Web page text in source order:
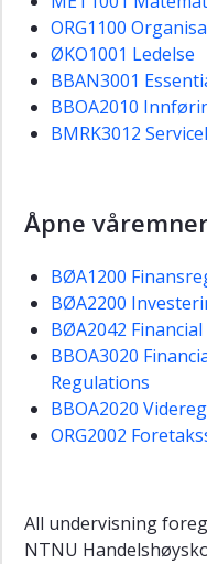
ORG1100
ØKO1001 Ledelse
BBAN3001
BBOA2010
BMRK3012
Åpne
BØA1200
BØA2200
BØA2042
BBOA3020
Regulations
BBOA2020
ORG2002
All undervisning
NTNU